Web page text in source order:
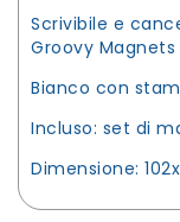
Scrivibile e
Groovy
Bianco con
Incluso: set di
Dimensione: